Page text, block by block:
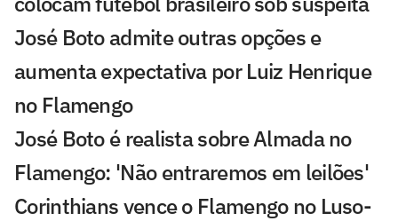
José Boto admite outras opções e
aumenta expectativa por Luiz Henrique
no Flamengo
José Boto é realista sobre Almada no
Flamengo: 'Não entraremos em leilões'
Corinthians vence o Flamengo no Luso-